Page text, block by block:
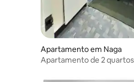
Apartamento em Naga
Apartamento de 2